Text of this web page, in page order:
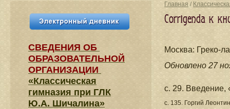
Главная /
Corrigenda к
Москва: Греко-
Обновлено 27
c. 29. Введение,
с. 135. Горгий
СВЕДЕНИЯ​ ОБ
ОБРАЗОВАТЕЛЬНОЙ
ОРГАНИЗАЦИИ
«Классическая
гимназия при ГЛК
Ю.А. Шичалина»